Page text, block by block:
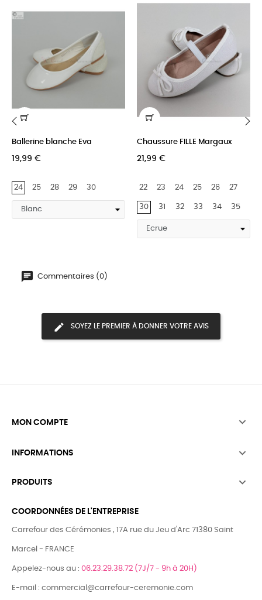
Ballerine blanche Eva
19,99 €
24 25 28 29 30
Chaussure FILLE Margaux
21,99 €
22 23 24 25 26 27
30 31 32 33 34 35
‹
Commentaires (0)
SOYEZ LE PREMIER À DONNER VOTRE AVIS
MON COMPTE 
INFORMATIONS 
PRODUITS 
COORDONNÉES DE L'ENTREPRISE
Carrefour des Cérémonies , 17A rue du Jeu d'Arc 71380 Saint
Marcel - FRANCE
Appelez-nous au : 06.23.29.38.72 (7J/7 - 9h à 20H)
E-mail : commercial@carrefour-ceremonie.com